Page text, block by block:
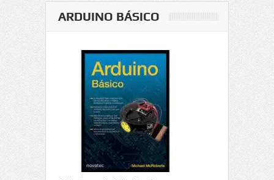
ARDUINO BÁSICO